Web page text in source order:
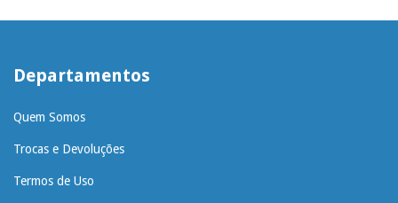
Departamentos
Quem Somos
Trocas e Devoluções
Termos de Uso